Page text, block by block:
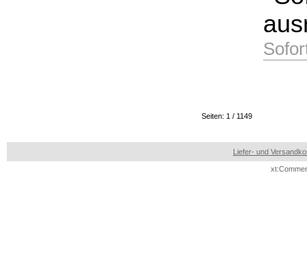
Seiten: 1 / 1149
Liefer- und